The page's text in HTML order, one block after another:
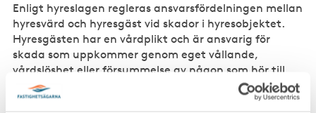
Enligt hyreslagen regleras ansvarsfördelningen mellan
hyresvärd och hyresgäst vid skador i hyresobjektet.
Hyresgästen har en vårdplikt och är ansvarig för
skada som uppkommer genom eget vållande,
vårdslöshet eller försummelse av någon som hör till
hyresgästen eller gästar denne, eller av annan som
denne släppt in i lokalen.